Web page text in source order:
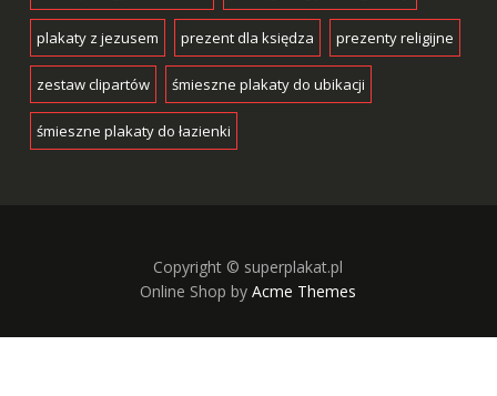
plakaty z jezusem prezent dla księdza prezenty religijne
zestaw clipartów śmieszne plakaty do ubikacji
śmieszne plakaty do łazienki
Copyright © superplakat.pl
Online Shop byAcme Themes